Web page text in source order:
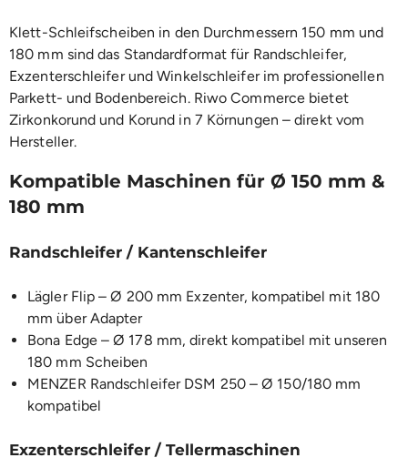
Klett-Schleifscheiben in den Durchmessern 150 mm und
180 mm sind das Standardformat für Randschleifer,
Exzenterschleifer und Winkelschleifer im professionellen
Parkett- und Bodenbereich. Riwo Commerce bietet
Zirkonkorund und Korund in 7 Körnungen – direkt vom
Hersteller.
Kompatible Maschinen für Ø 150 mm &
180 mm
Randschleifer / Kantenschleifer
Lägler Flip – Ø 200 mm Exzenter, kompatibel mit 180
mm über Adapter
Bona Edge – Ø 178 mm, direkt kompatibel mit unseren
180 mm Scheiben
MENZER Randschleifer DSM 250 – Ø 150/180 mm
kompatibel
Exzenterschleifer / Tellermaschinen